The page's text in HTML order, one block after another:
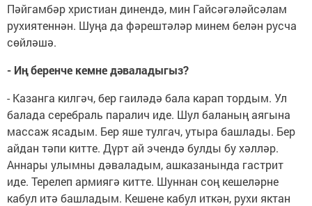
Пәйгамбәр христиан динендә, мин Гайсәгәләйсәлам
рухиятеннән. Шуңа да фәрештәләр минем белән русча
сөйләшә.
- Иң беренче кемне дәваладыгыз?
- Казанга килгәч, бер гаиләдә бала карап тордым. Ул
балада серебраль паралич иде. Шул баланың аягына
массаж ясадым. Бер яше тулгач, утыра башлады. Бер
айдан тәпи китте. Дүрт ай эчендә булды бу хәлләр.
Аннары улымны дәваладым, ашказанында гастрит
иде. Терелеп армиягә китте. Шуннан соң кешеләрне
кабул итә башладым. Кешене кабул иткән, рухи яктан